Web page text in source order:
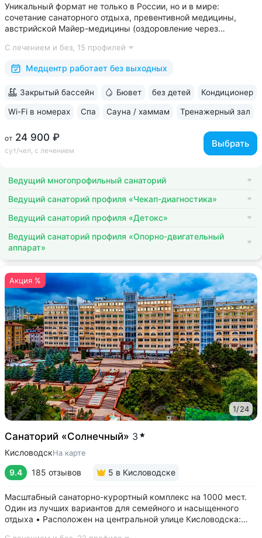
Уникальный формат не только в России, но и в мире:
сочетание санаторного отдыха, превентивной медицины,
австрийской Майер-медицины (оздоровление через
Победитель международной премии The World Luxury Awards.
Премия «Вояж» за лучший велнес-проект...
С лечением и без, 15 профилей
Медцентр работает без выходных
от 24 900 ₽
сут/чел, с лечением
Выбрать
Закрытый бассейн Бювет без детей Кондиционер
Wi-Fi в номерах Спа Сауна / хаммам Тренажерный зал
Ведущий многопрофильный санаторий
Ведущий санаторий профиля «Чекап-диагностика»
Ведущий санаторий профиля «Детокс»
Ведущий санаторий профиля «Опорно-двигательный
аппарат»
Акция %
1/24
Санаторий «Солнечный» 3
КисловодскНа карте
9.4 185 отзывов 5 в Кисловодске
Масштабный санаторно-курортный комплекс на 1000 мест.
Один из лучших вариантов для семейного и насыщенного
отдыха • Расположен на центральной улице Кисловодска: